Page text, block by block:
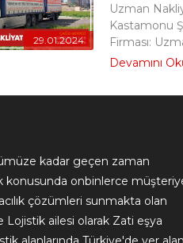
29.01.2024
Uzman
Kastamonu
Firması:
Devamını
kadar geçen zaman
konusunda onbinlerce
çözümleri sunmakta olan
Lojistik ailesi olarak Zati eşya